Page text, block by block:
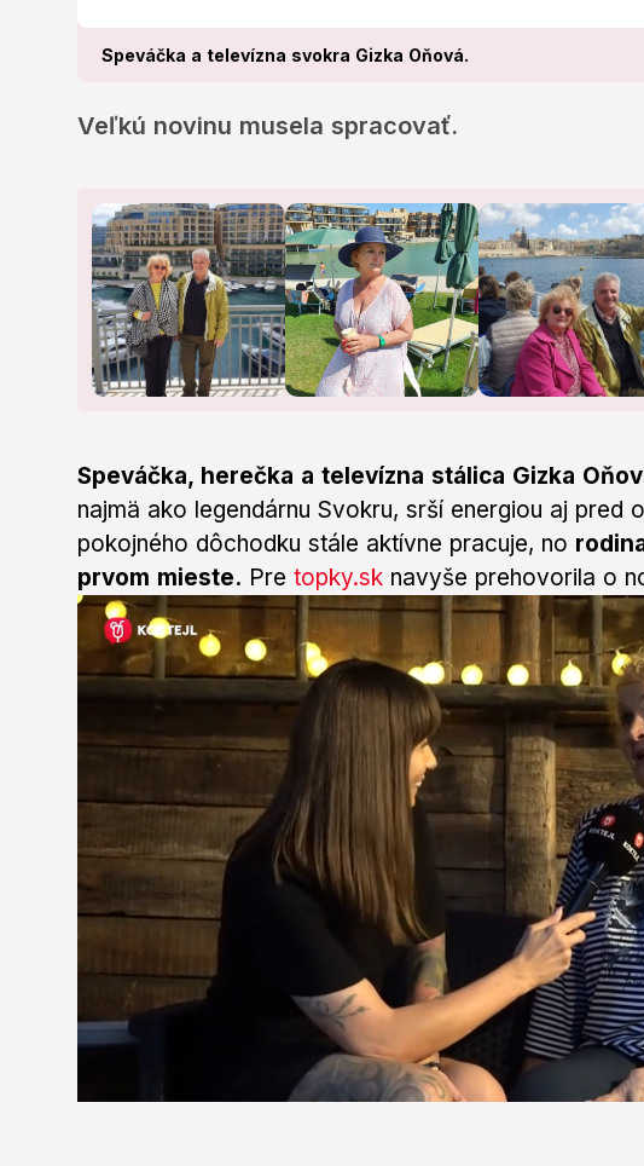
Speváčka a televízna svokra Gizka Oňová.
Veľkú novinu musela spracovať.
Speváčka, herečka a televízna stálica Gizka
najmä ako legendárnu Svokru, srší energiou aj pred
pokojného dôchodku stále aktívne pracuje, no
prvom mieste. Pre topky.sk navyše prehovorila o